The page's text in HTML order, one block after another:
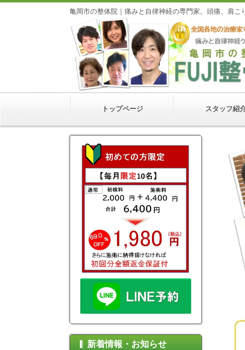
亀岡市の整体院｜痛みと自律神経の専門家。頭痛
トップページ スタッフ紹
新着情報・お知らせ